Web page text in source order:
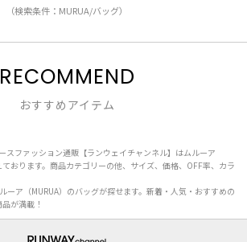
（検索条件：MURUA/バッグ）
RECOMMEND
おすすめアイテム
スファッション通販【ランウェイチャンネル】はムルーア
ております。商品カテゴリーの他、サイズ、価格、OFF率、カラ
ーア（MURUA）のバッグが探せます。新着・人気・おすすめの
が満載！